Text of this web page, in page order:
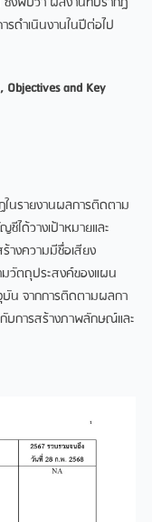
รดําเนินงานในปีต่อไป
Objectives and Key
รายงานผลการติดตาม
ด้วางเป้าหมายและ
างความมีชื่อเสียง
มวัตถุประสงค์ของแผน
น จากการติดตามผลกา
บการสร้างภาพลักษณ์และ